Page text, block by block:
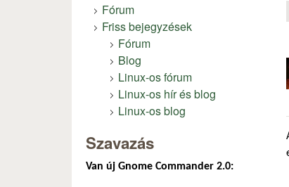
Fórum
Friss bejegyzések
Fórum
Blog
Linux-os fórum
Linux-os hír és blog
Linux-os blog
Szavazás
Van új Gnome Commander 2.0: